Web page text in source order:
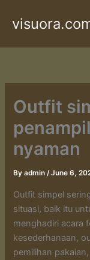
Outfit
nyaman
Byadmin/June 6,
Outfit simpel
situasi, baik itu
menghadiri acara
kesederhanaan,
pemilihan